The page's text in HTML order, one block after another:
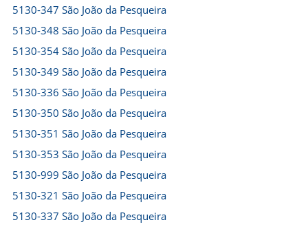
5130-347 São João da Pesqueira
5130-348 São João da Pesqueira
5130-354 São João da Pesqueira
5130-349 São João da Pesqueira
5130-336 São João da Pesqueira
5130-350 São João da Pesqueira
5130-351 São João da Pesqueira
5130-353 São João da Pesqueira
5130-999 São João da Pesqueira
5130-321 São João da Pesqueira
5130-337 São João da Pesqueira